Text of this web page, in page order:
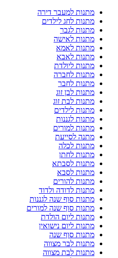
מתנות למעבר דירה
מתנות לחג לילדים
מתנות לגבר
מתנות לאישה
מתנות לאמא
מתנות לאבא
מתנות ליולדת
מתנות לחברה
מתנות לחבר
מתנות לבן זוג
מתנות לבת זוג
מתנות לילדים
מתנות לגננות
מתנות למורים
מתנה לסייעת
מתנות לכלה
מתנות לחתן
מתנות לסבתא
מתנות לסבא
מתנות להורים
מתנות לדודה ולדוד
מתנות סוף שנה לגננות
מתנות סוף שנה למורים
מתנות ליום הולדת
מתנות ליום נישואין
מתנות סוף שנה
מתנות לבר מצווה
מתנות לבת מצווה